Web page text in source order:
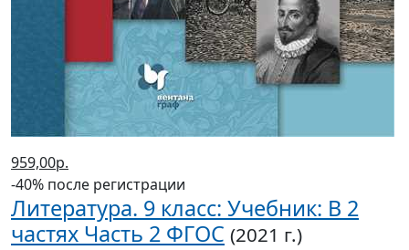
959,00р.
-40% после регистрации
Литература. 9 класс: Учебник: В 2
частях Часть 2 ФГОС (2021 г.)